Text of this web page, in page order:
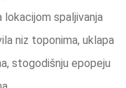
lokacijom spaljivanja
niz toponima, uklapa
stogodišnju epopeju